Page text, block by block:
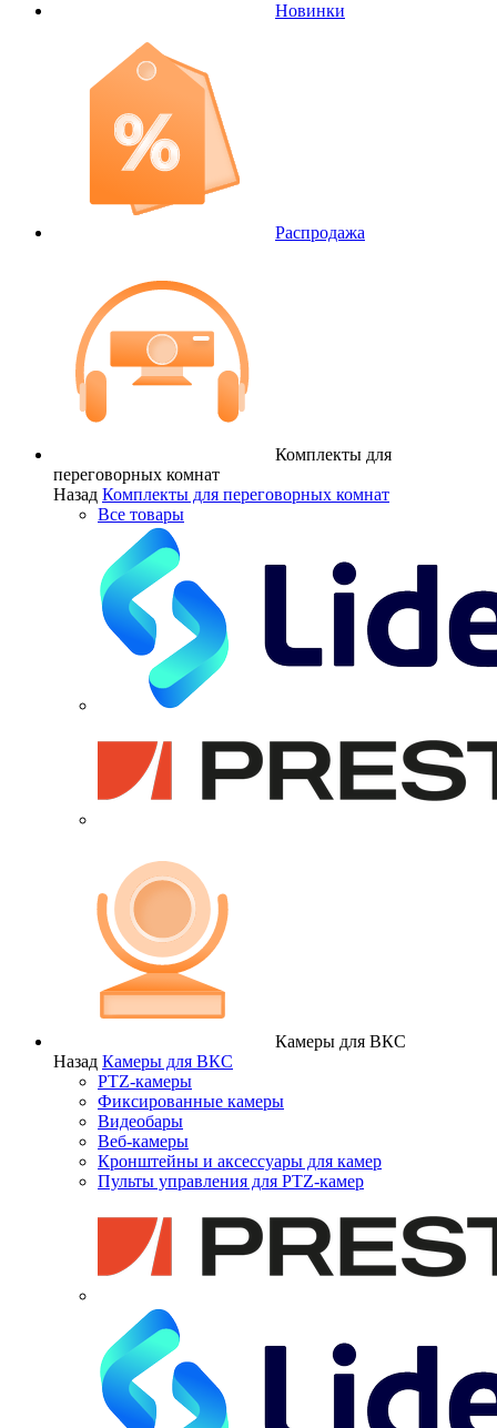
Новинки
Распродажа
Комплекты для
переговорных комнат
Назад Комплекты для переговорных комнат
Все товары
Камеры для ВКС
Назад Камеры для ВКС
PTZ-камеры
Фиксированные камеры
Видеобары
Веб-камеры
Кронштейны и аксессуары для камер
Пульты управления для PTZ-камер